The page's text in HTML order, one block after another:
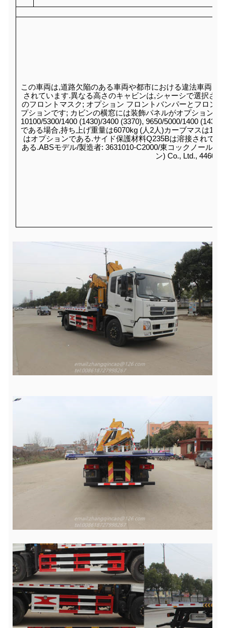
この車両は,道路欠陥のある車両や都市における違法車両
されています.異なる高さのキャビンは,シャーシで選択さ
のフロントマスク; オプション フロントバンパーとフロン
プションです; カビンの横窓には装飾パネルがオプション
10100/5300/1400 (1430)/3400 (3370), 9650/5000/1400
である場合,持ち上げ重量は6070kg (人2人)カーブマスは
はオプションである.サイド保護材料Q235Bは溶接されて
ある.ABSモデル/製造者: 3631010-C2000/東コックノール
ン) Co., Ltd.,